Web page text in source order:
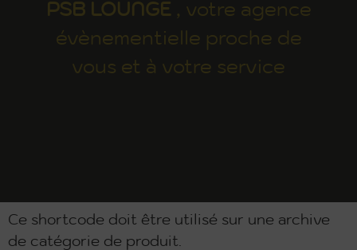
PSB LOUNGE , votre agence
évènementielle proche de
vous et à votre service
Ce shortcode doit être utilisé sur une archive
de catégorie de produit.